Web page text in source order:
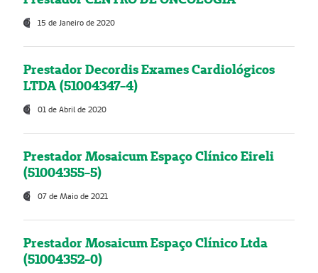
15 de Janeiro de 2020
Prestador Decordis Exames Cardiológicos
LTDA (51004347-4)
01 de Abril de 2020
Prestador Mosaicum Espaço Clínico Eireli
(51004355-5)
07 de Maio de 2021
Prestador Mosaicum Espaço Clínico Ltda
(51004352-0)